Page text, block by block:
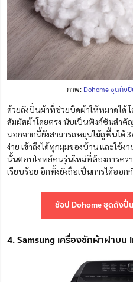
ภาพ: Dohome ชุดถัง
ด้วยถังปั่นผ้าที่ช่วยบิดผ้าให้หมาดได้ โ
สัมผัสผ้าโดยตรง นับเป็นฟังก์ชันสำ
นอกจากนี้ยังสามารถหมุนไม้ถูพื้นได้
ง่าย เข้าถึงได้ทุกมุมของบ้าน และใ
นั้นตอบโจทย์คนรุ่นใหม่ที่ต้องการคว
เรียบร้อย อีกทั้งยังถือเป็นการได้ออก
ช้อป Dohome ชุดถัง
4. Samsung เครื่องซักผ้าฝาบน